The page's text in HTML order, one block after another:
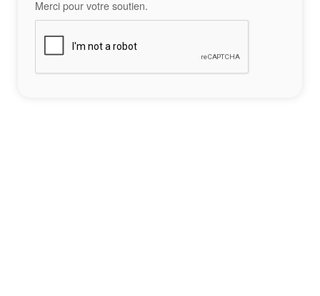
Merci pour votre soutien.